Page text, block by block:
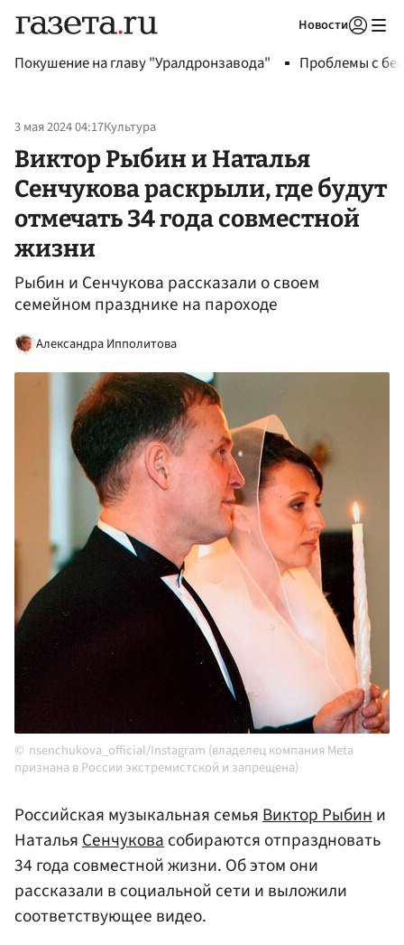
Новости
Покушение на главу "Уралдронзавода" Проблемы с
3 мая 2024 04:17Культура
Виктор Рыбин и Наталья
Сенчукова раскрыли, где будут
отмечать 34 года совместной
жизни
Рыбин и Сенчукова рассказали о своем
семейном празднике на пароходе
Александра Ипполитова
nsenchukova_official/Instagram (владелец компания Meta
признана в России экстремистской и запрещена)
Российская музыкальная семьяВиктор Рыбини
НатальяСенчуковасобираются отпраздновать
34 года совместной жизни. Об этом они
рассказали в социальной сети и выложили
соответствующее видео.